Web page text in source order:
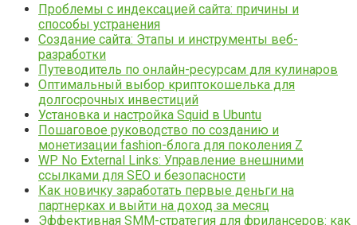
Проблемы с индексацией сайта: причины и
способы устранения
Создание сайта: Этапы и инструменты веб-
разработки
Путеводитель по онлайн-ресурсам для кулинаров
Оптимальный выбор криптокошелька для
долгосрочных инвестиций
Установка и настройка Squid в Ubuntu
Пошаговое руководство по созданию и
монетизации fashion-блога для поколения Z
WP No External Links: Управление внешними
ссылками для SEO и безопасности
Как новичку заработать первые деньги на
партнерках и выйти на доход за месяц
Эффективная SMM-стратегия для фрилансеров: как